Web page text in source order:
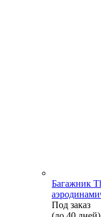
Багажник
Под заказ